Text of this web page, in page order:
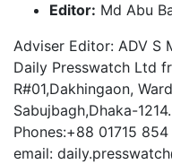
Editor: Md Abu
Adviser Editor: ADV S
Daily Presswatch Ltd
R#01,Dakhingaon,
Sabujbagh,Dhaka-1214.
Phones:+88 01715 854
email: